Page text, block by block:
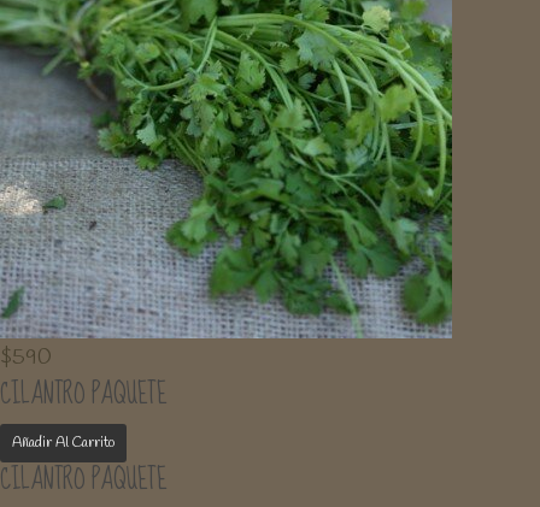
$590
CILANTRO PAQUETE
Añadir Al Carrito
CILANTRO PAQUETE